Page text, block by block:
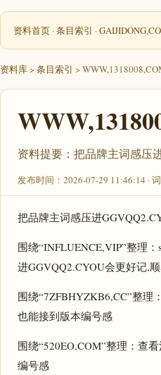
资料首页 ·条目索引 ·
资料库>条目索引 >
资料提要：把品牌主词感压
发布时间：2026-07-29 11:46:14 ·
把品牌主词感压进
围绕“INFLUENCE,VIP”整理
进GGVQQ2.CYOU会更好记,
围绕“7ZFBHYZKB6,CC”整理
也能接到版本编号感
围绕“520EO,COM”整理：查
编号感